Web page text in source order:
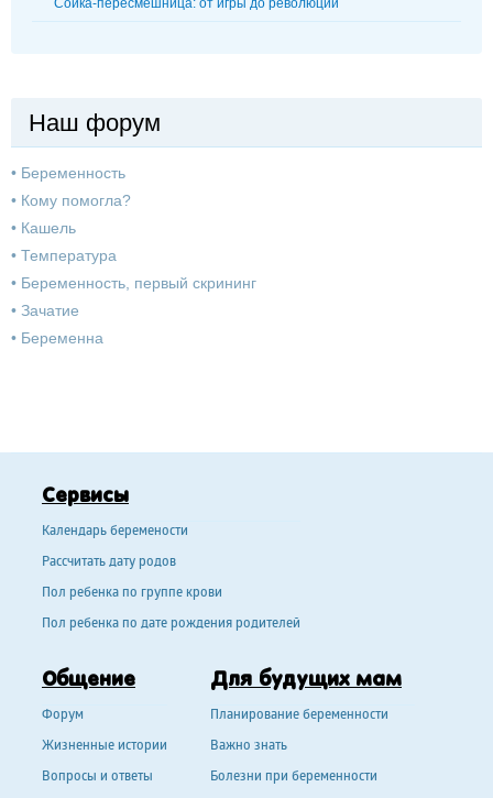
Сойка-пересмешница: от игры до революции
Наш форум
• Беременность
• Кому помогла?
• Кашель
• Температура
• Беременность, первый скрининг
• Зачатие
• Беременна
Сервисы
Календарь беремености
Рассчитать дату родов
Пол ребенка по группе крови
Пол ребенка по дате рождения родителей
Общение
Форум
Жизненные истории
Вопросы и ответы
Для будущих мам
Планирование беременности
Важно знать
Болезни при беременности